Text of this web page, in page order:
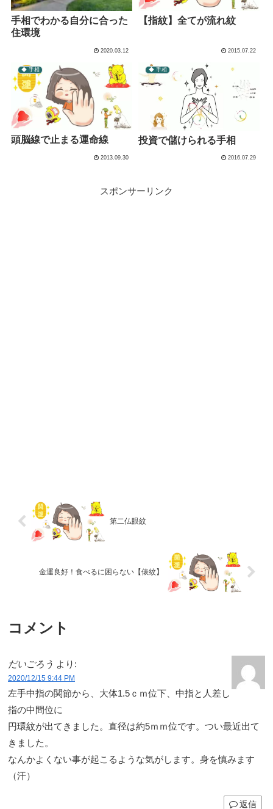
手相でわかる自分に合った
住環境
2020.03.12
【指紋】全てが流れ紋
2015.07.22
◆ 手相
頭脳線で止まる運命線
2013.09.30
◆ 手相
投資で儲けられる手相
2016.07.29
スポンサーリンク
第二仏眼紋
金運良好！食べるに困らない【俵紋】
コメント
だいごろう より:
2020/12/15 9:44 PM
左手中指の関節から、大体1.5ｃｍ位下、中指と人差し
指の中間位に
円環紋が出てきました。直径は約5ｍｍ位です。つい最近出て
きました。
なんかよくない事が起こるような気がします。身を慎みます
（汗）
返信